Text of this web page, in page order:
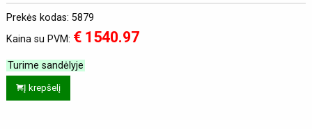
Prekės kodas: 5879
Kaina su PVM: € 1540.97
Turime sandėlyje
Į krepšelį